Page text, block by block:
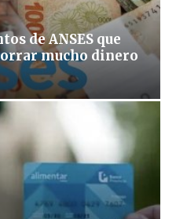
de ANSES que
mucho dinero